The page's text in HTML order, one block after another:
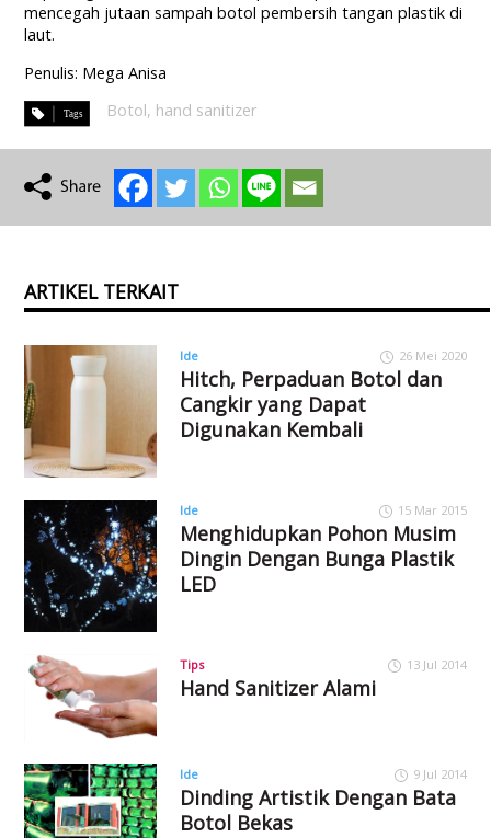
mencegah jutaan sampah botol pembersih tangan plastik di
laut.
Penulis: Mega Anisa
Botol, hand sanitizer
ARTIKEL TERKAIT
Ide 26 Mei 2020
Hitch, Perpaduan Botol dan
Cangkir yang Dapat
Digunakan Kembali
Ide 15 Mar 2015
Menghidupkan Pohon Musim
Dingin Dengan Bunga Plastik
LED
Tips 13 Jul 2014
Hand Sanitizer Alami
Ide 9 Jul 2014
Dinding Artistik Dengan Bata
Botol Bekas